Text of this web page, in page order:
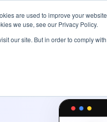
are used to improve your
we use, see our Privacy Policy.
our site. But in order to comply
Servizi